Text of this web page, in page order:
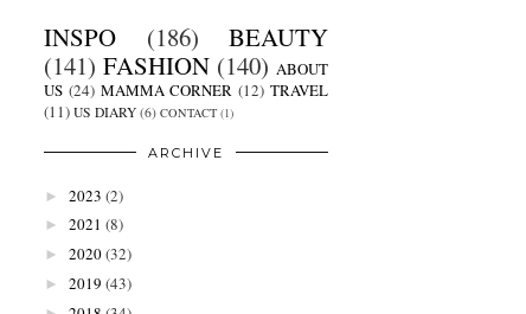
INSPO (186)
BEAUTY
(141) FASHION (140) ABOUT
US (24) MAMMA CORNER (12) TRAVEL
(11) US DIARY (6) CONTACT (1)
ARCHIVE
► 2023 (2)
► 2021 (8)
► 2020(32)
► 2019 (43)